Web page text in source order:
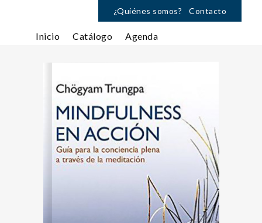
¿Quiénes somos? Contacto
Inicio Catálogo Agenda